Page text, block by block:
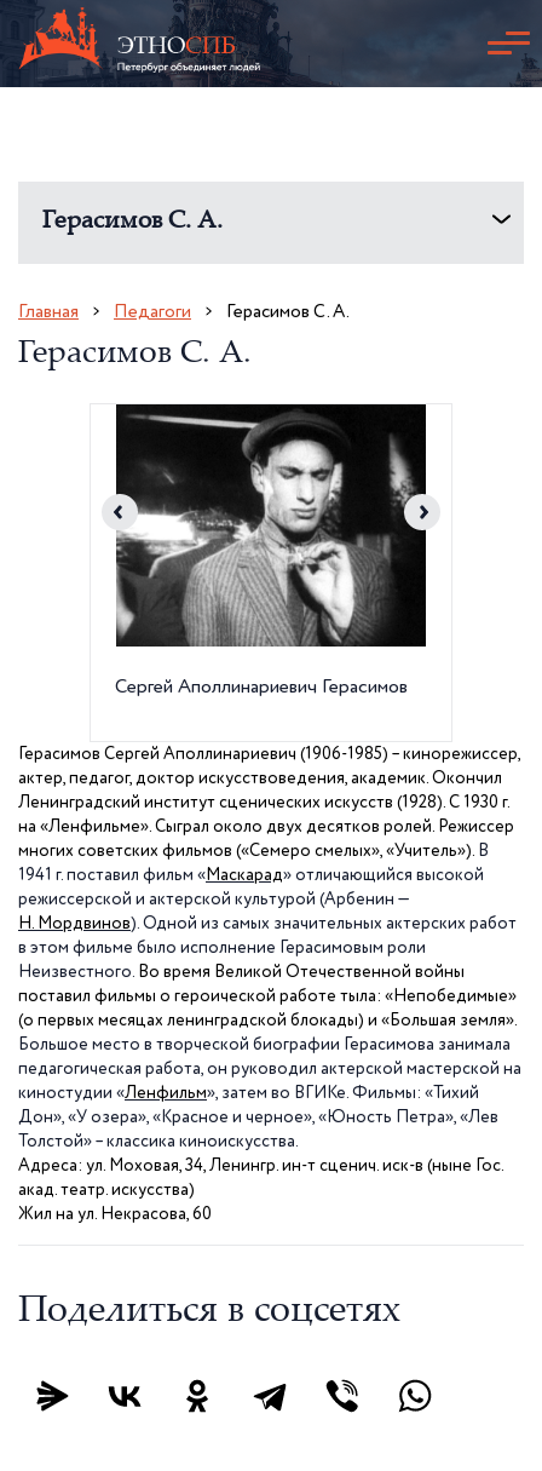
Герасимов С. А.
Главная Педагоги Герасимов С. А.
Герасимов С. А.
Сергей Аполлинариевич Герасимов
Герасимов Сергей Аполлинариевич (1906-1985) – кинорежиссер,
актер, педагог, доктор искусствоведения, академик. Окончил
Ленинградский институт сценических искусств (1928). С 1930 г.
на «Ленфильме». Сыграл около двух десятков ролей. Режиссер
многих советских фильмов («Семеро смелых», «Учитель»). В
1941 г. поставил фильм «Маскарад» отличающийся высокой
режиссерской и актерской культурой (Арбенин —
Н. Мордвинов). Одной из самых значительных актерских работ
в этом фильме было исполнение Герасимовым роли
Неизвестного. Во время Великой Отечественной войны
поставил фильмы о героической работе тыла: «Непобедимые»
(о первых месяцах ленинградской блокады) и «Большая земля».
Большое место в творческой биографии Герасимова занимала
педагогическая работа, он руководил актерской мастерской на
киностудии «Ленфильм», затем во ВГИКе. Фильмы: «Тихий
Дон», «У озера», «Красное и черное», «Юность Петра», «Лев
Толстой» – классика киноискусства.
Адреса: ул. Моховая, 34, Ленингр. ин-т сценич. иск-в (ныне Гос.
акад. театр. искусства)
Жил на ул. Некрасова, 60
Поделиться в соцсетях